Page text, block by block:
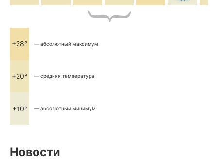
+28° — абсолютный максимум
+20° — средняя температура
+10° — абсолютный минимум
Новости